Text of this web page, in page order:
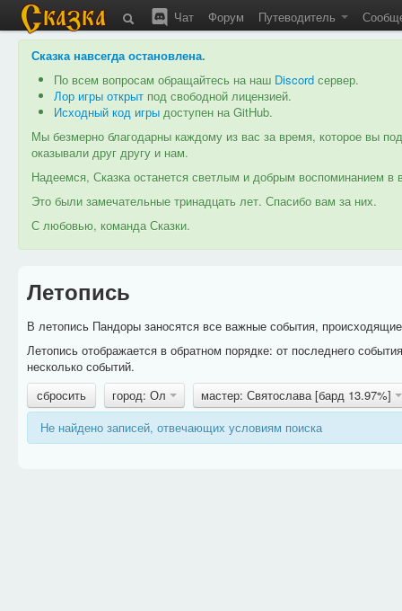
Чат Форум Путеводитель
Сказка навсегда остановлена.
По всем вопросам обращайтесь на наш Discord сервер.
Лор игры открыт под свободной лицензией.
Исходный код игры доступен на GitHub.
Мы безмерно благодарны каждому из вас за время, которое вы
оказывали друг другу и нам.
Надеемся, Сказка останется светлым и добрым воспоминанием
Это были замечательные тринадцать лет. Спасибо вам за них.
С любовью, команда Сказки.
Летопись
В летопись Пандоры заносятся все важные события,
Летопись отображается в обратном порядке: от последнего
несколько событий.
сбросить
город: Ол
мастер: Святослава [бард 13.97%]
Не найдено записей, отвечающих условиям поиска